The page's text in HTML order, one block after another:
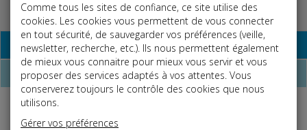
Base documentaire
Dépêches
Liste des dernières dépêches
Comme tous les sites de confiance, ce site utilise des
cookies. Les cookies vous permettent de vous connecter
en tout sécurité, de sauvegarder vos préférences (veille,
newsletter, recherche, etc.). Ils nous permettent également
de mieux vous connaitre pour mieux vous servir et vous
proposer des services adaptés à vos attentes. Vous
conserverez toujours le contrôle des cookies que nous
utilisons.
Gérer vos préférences